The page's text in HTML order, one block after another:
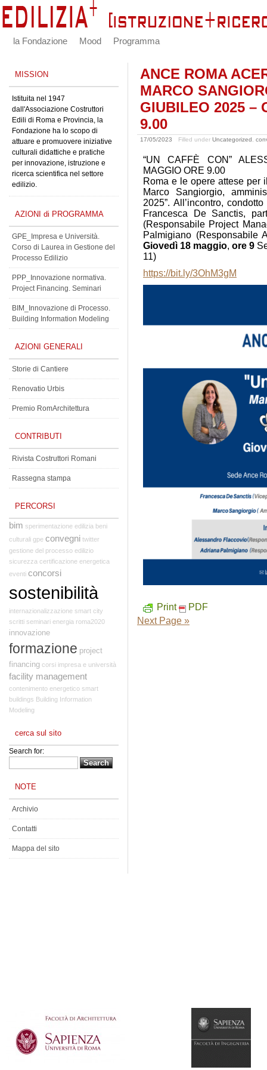
la Fondazione Mood Programma
ANCE ROMA
MARCO
GIUBILEO 2025 –
9.00
17/05/2023 Filled under Uncategorized
“UN CAFFÈ CON”
MAGGIO ORE 9.00
Roma e le opere attese per
Marco Sangiorgio,
2025”. All’incontro,
Francesca De Sanctis,
(Responsabile Project
Palmigiano (Responsabile
Giovedì 18 maggio, ore 9
11)
https://bit.ly/3OhM3gM
Print
PDF
Next Page »
MISSION
Istituita nel 1947
dall'Associazione Costruttori
Edili di Roma e Provincia, la
Fondazione ha lo scopo di
attuare e promuovere iniziative
culturali didattiche e pratiche
per innovazione, istruzione e
ricerca scientifica nel settore
edilizio.
AZIONI di PROGRAMMA
GPE_Impresa e Università.
Corso di Laurea in Gestione del
Processo Edilizio
PPP_Innovazione normativa.
Project Financing. Seminari
BIM_Innovazione di Processo.
Building Information Modeling
AZIONI GENERALI
Storie di Cantiere
Renovatio Urbis
Premio RomArchitettura
CONTRIBUTI
Rivista Costruttori Romani
Rassegna stampa
PERCORSI
bim sperimentazione edilizia beni
culturali gpe convegni twitter
gestione del processo edilizio
sicurezza certificazione energetica
eventi concorsi
sostenibilità
internazionalizzazione smart city
scritti seminari energia roma2020
innovazione
formazione project
financing corsi impresa e università
facility management
contenimento energetico smart
buildings Building Information
Modeling
cerca sul sito
Search for:
NOTE
Archivio
Contatti
Mappa del sito